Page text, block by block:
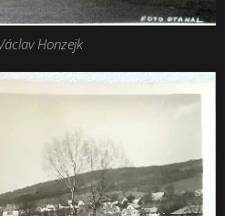
Honzejk